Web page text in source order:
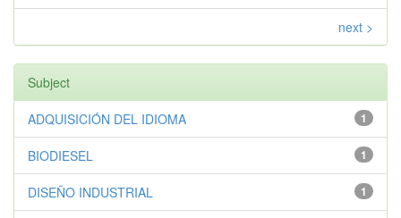
next >
Subject
1
ADQUISICIÓN DEL IDIOMA
1
BIODIESEL
1
DISEÑO INDUSTRIAL